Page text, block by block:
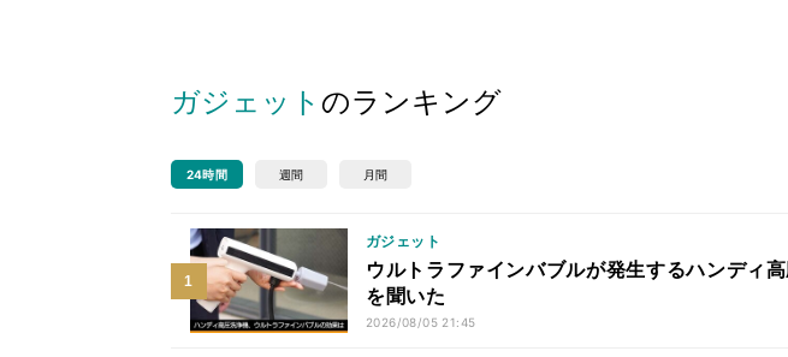
ガジェット のランキング
24時間 週間 月間
ガジェット
ウルトラファインバブルが発生するハンディ
を聞いた
2026/08/05 21:45